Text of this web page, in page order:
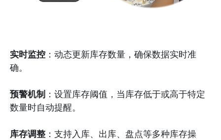
实时监控 ：动态更新库存数量，确保数据实时准
确。
预警机制 ：设置库存阈值，当库存低于或高于特定
数量时自动提醒。
库存调整 ：支持入库、出库、盘点等多种库存操